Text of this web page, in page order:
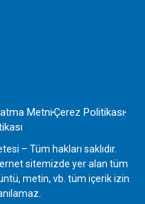
MetniÇerez Politikası
– Tüm hakları saklıdır.
sitemizde yer alan tüm
metin, vb. tüm içerik izin